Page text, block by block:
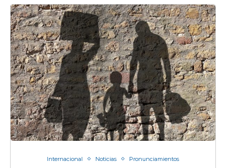
Internacional Noticias Pronunciamientos